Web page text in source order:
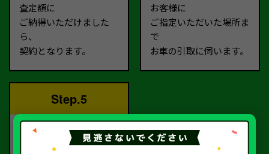
査定額に
ご納得いただけました
ら、
契約となります。
お客様に
ご指定いただいた場所ま
で
お車の引取に伺います。
Step.5